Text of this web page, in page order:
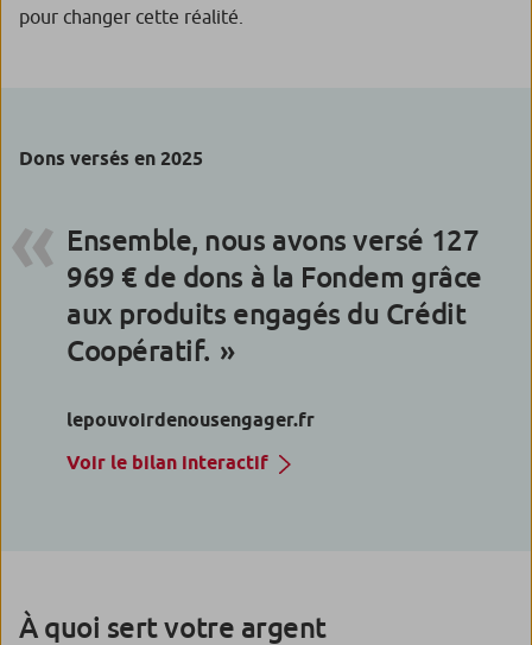
pour changer cette réalité.
Dons versés en 2025
Ensemble, nous avons versé 127
969 € de dons à la Fondem grâce
aux produits engagés du Crédit
Coopératif.
lepouvoirdenousengager.fr
Voir le bilan interactif
À quoi sert votre argent